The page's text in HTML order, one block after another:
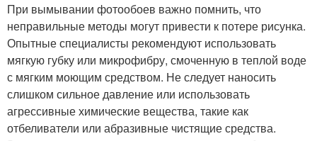
При вымывании фотообоев важно помнить, что
неправильные методы могут привести к потере рисунка.
Опытные специалисты рекомендуют использовать
мягкую губку или микрофибру, смоченную в теплой воде
с мягким моющим средством. Не следует наносить
слишком сильное давление или использовать
агрессивные химические вещества, такие как
отбеливатели или абразивные чистящие средства.